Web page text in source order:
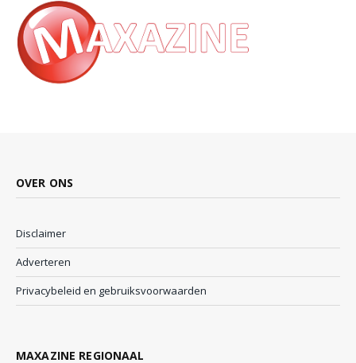
OVER ONS
Disclaimer
Adverteren
Privacybeleid en gebruiksvoorwaarden
MAXAZINE REGIONAAL